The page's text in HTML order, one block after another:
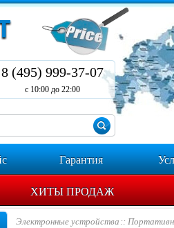
8 (495) 999-37-07
с 10:00 до 22:00
Гарантия
ХИТЫ ПРОДАЖ
Электронные устройства